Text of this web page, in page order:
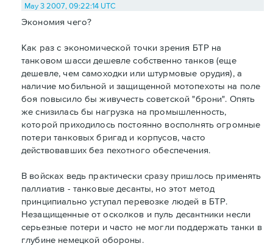
May 3 2007, 09:22:14 UTC
Экономия чего?
Как раз с экономической точки зрения БТР на
танковом шасси дешевле собственно танков (еще
дешевле, чем самоходки или штурмовые орудия), а
наличие мобильной и защищенной мотопехоты на поле
боя повысило бы живучесть советской "брони". Опять
же снизилась бы нагрузка на промышленность,
которой приходилось постоянно восполнять огромные
потери танковых бригад и корпусов, часто
действовавших без пехотного обеспечения.
В войсках ведь практически сразу пришлось применять
паллиатив - танковые десанты, но этот метод
принципиально уступал перевозке людей в БТР.
Незащищенные от осколков и пуль десантники несли
серьезные потери и часто не могли поддержать танки в
глубине немецкой обороны.